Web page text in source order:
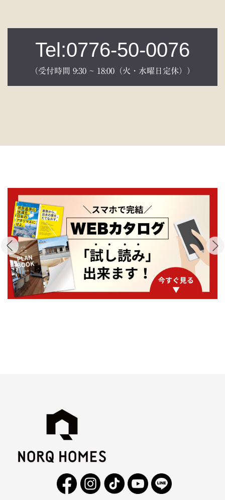
Tel:0776-50-0076
（受付時間 9:30 ~ 18:00（火・水曜日定休））